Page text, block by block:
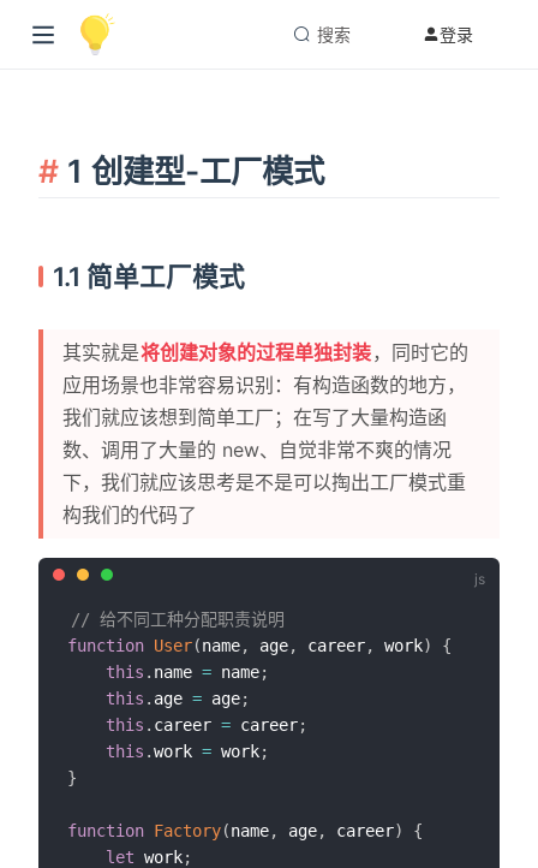
搜索 登录
1 创建型-工厂模式
1.1 简单工厂模式
其实就是将创建对象的过程单独封装，同时它的
应用场景也非常容易识别：有构造函数的地方，
我们就应该想到简单工厂；在写了大量构造函
数、调用了大量的 new、自觉非常不爽的情况
下，我们就应该思考是不是可以掏出工厂模式重
构我们的代码了
// 给不同工种分配职责说明
function User(name, age, career, work)
{
this . name = name;
this . age = age;
this . career = career;
this .work = work;
}
function Factory(name, age, career)
{
let work;